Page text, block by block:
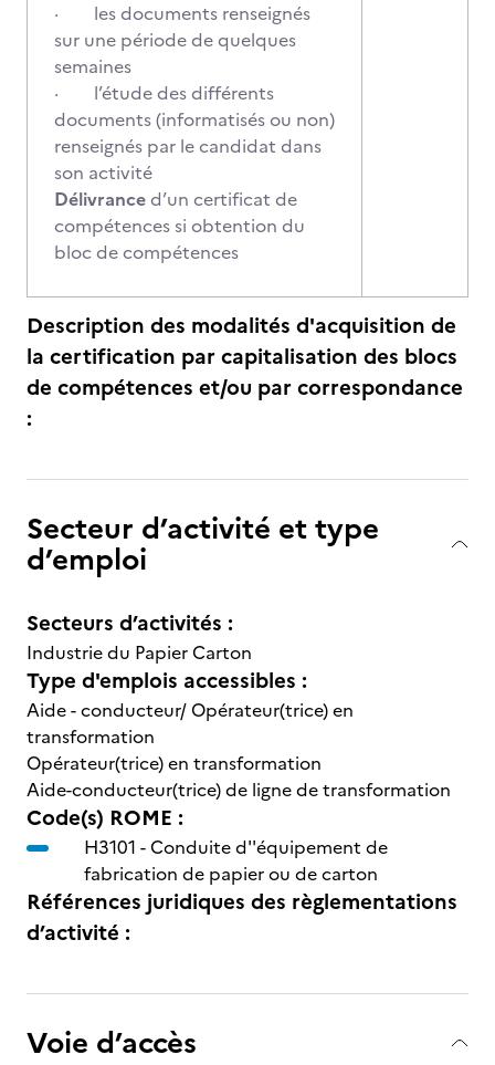
· les documents renseignés
sur une période de quelques
semaines
· l’étude des différents
documents (informatisés ou non)
renseignés par le candidat dans
son activité
Délivranced’un certificat de
compétences si obtention du
bloc de compétences
Description des modalités d'acquisition de
la certification par capitalisation des blocs
de compétences et/ou par correspondance
:
Secteur d’activité et type
d’emploi
Secteurs d’activités :
Industrie du Papier Carton
Type d'emplois accessibles :
Aide - conducteur/ Opérateur(trice) en
transformation
Opérateur(trice) en transformation
Aide-conducteur(trice) de ligne de transformation
Code(s) ROME :
H3101 -Conduite d''équipement de
fabrication de papier ou de carton
Références juridiques des règlementations
d’activité :
Voie d’accès